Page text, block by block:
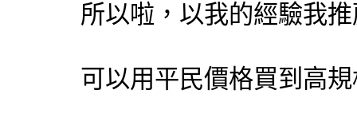
所以啦，以我的經驗我
可以用平民價格買到高